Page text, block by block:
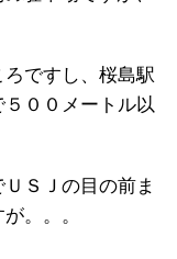
ですし、桜島駅
００メートル以
ＳＪの目の前ま
。。。